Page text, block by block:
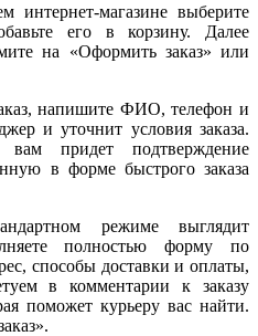
интернет-магазине выберите
его в корзину. Далее
на «Оформить заказ» или
напишите ФИО, телефон и
и уточнит условия заказа.
вам придет подтверждение
в форме быстрого заказа
режиме выглядит
полностью форму по
способы доставки и оплаты,
в комментарии к заказу
поможет курьеру вас найти.